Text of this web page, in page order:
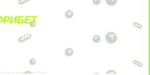
ДЕПОЗИТЫ
срок до 27 сентября 2034 года.